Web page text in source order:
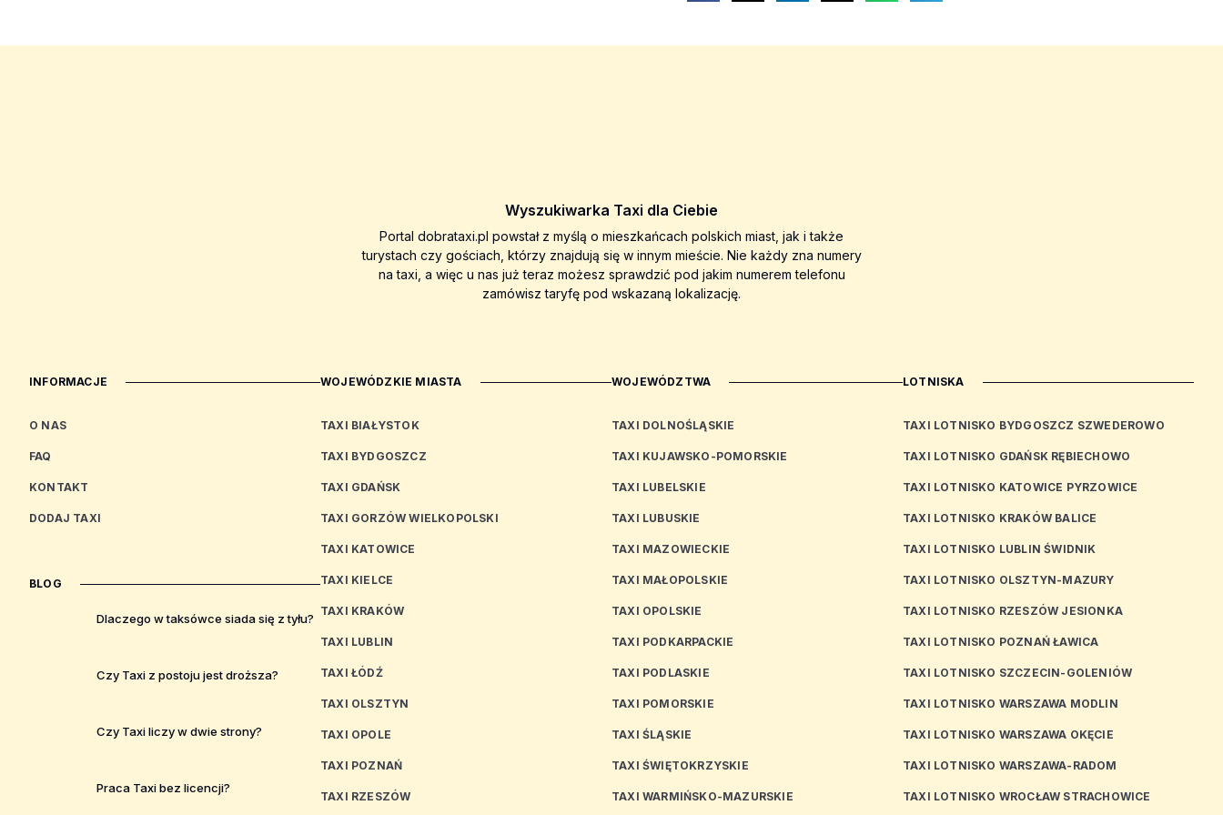
Wyszukiwarka Taxi dla Ciebie
Portal dobrataxi.pl powstał z myślą o mieszkańcach polskich miast, jak i także
turystach czy gościach, którzy znajdują się w innym mieście. Nie każdy zna numery
na taxi, a więc u nas już teraz możesz sprawdzić pod jakim numerem telefonu
zamówisz taryfę pod wskazaną lokalizację.
INFORMACJE
O NAS
FAQ
KONTAKT
DODAJ TAXI
BLOG
Dlaczego w taksówce siada się z tyłu?
Czy Taxi z postoju jest droższa?
Czy Taxi liczy w dwie strony?
Praca Taxi bez licencji?
WOJEWÓDZKIE MIASTA
TAXI BIAŁYSTOK
TAXI BYDGOSZCZ
TAXI GDAŃSK
TAXI GORZÓW WIELKOPOLSKI
TAXI KATOWICE
TAXI KIELCE
TAXI KRAKÓW
TAXI LUBLIN
TAXI ŁÓDŹ
TAXI OLSZTYN
TAXI OPOLE
TAXI POZNAŃ
TAXI RZESZÓW
WOJEWÓDZTWA
TAXI DOLNOŚLĄSKIE
TAXI KUJAWSKO-POMORSKIE
TAXI LUBELSKIE
TAXI LUBUSKIE
TAXI MAZOWIECKIE
TAXI MAŁOPOLSKIE
TAXI OPOLSKIE
TAXI PODKARPACKIE
TAXI PODLASKIE
TAXI POMORSKIE
TAXI ŚLĄSKIE
TAXI ŚWIĘTOKRZYSKIE
TAXI WARMIŃSKO-MAZURSKIE
LOTNISKA
TAXI LOTNISKO BYDGOSZCZ SZWEDEROWO
TAXI LOTNISKO GDAŃSK RĘBIECHOWO
TAXI LOTNISKO KATOWICE PYRZOWICE
TAXI LOTNISKO KRAKÓW BALICE
TAXI LOTNISKO LUBLIN ŚWIDNIK
TAXI LOTNISKO OLSZTYN-MAZURY
TAXI LOTNISKO RZESZÓW JESIONKA
TAXI LOTNISKO POZNAŃ ŁAWICA
TAXI LOTNISKO SZCZECIN-GOLENIÓW
TAXI LOTNISKO WARSZAWA MODLIN
TAXI LOTNISKO WARSZAWA OKĘCIE
TAXI LOTNISKO WARSZAWA-RADOM
TAXI LOTNISKO WROCŁAW STRACHOWICE